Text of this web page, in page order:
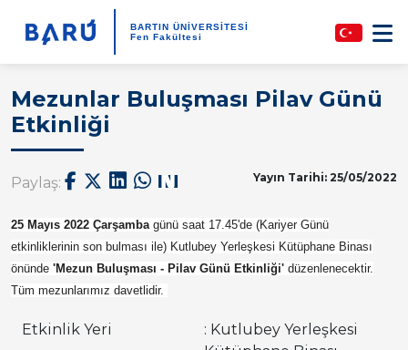
BARTIN ÜNİVERSİTESİ
Fen Fakültesi
Mezunlar Buluşması Pilav Günü
Etkinliği
Paylaş: Yayın Tarihi: 25/05/2022
25 Mayıs 2022 Çarşamba günü saat 17.45'de (Kariyer Günü
etkinliklerinin son bulması ile) Kutlubey Yerleşkesi Kütüphane Binası
önünde 'Mezun Buluşması - Pilav Günü Etkinliği' düzenlenecektir.
Tüm mezunlarımız davetlidir.
Etkinlik Yeri
: Kutlubey Yerleşkesi